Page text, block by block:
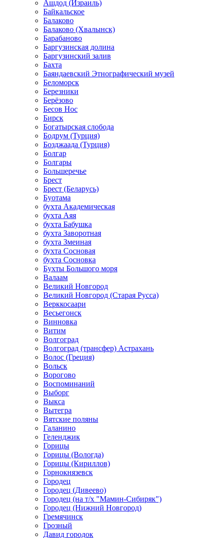
Ашдод (Израиль)
Байкальское
Балаково
Балаково (Хвалынск)
Барабаново
Баргузинская долина
Баргузинский залив
Бахта
Баяндаевский Этнографический музей
Беломорск
Березники
Берёзово
Бесов Нос
Бирск
Богатырская слобода
Бодрум (Турция)
Бозджаада (Турция)
Болгар
Болгары
Большеречье
Брест
Брест (Беларусь)
Буотама
бухта Академическая
бухта Аяя
бухта Бабушка
бухта Заворотная
бухта Змеиная
бухта Сосновая
бухта Сосновка
Бухты Большого моря
Валаам
Великий Новгород
Великий Новгород (Старая Русса)
Верккосаари
Весьегонск
Винновка
Витим
Волгоград
Волгоград (трансфер) Астрахань
Волос (Греция)
Вольск
Ворогово
Воспоминаний
Выборг
Выкса
Вытегра
Вятские поляны
Галанино
Геленджик
Горицы
Горицы (Вологда)
Горицы (Кириллов)
Горнокнязевск
Городец
Городец (Дивеево)
Городец (на т/х "Мамин-Сибиряк")
Городец (Нижний Новгород)
Гремячинск
Грозный
Давид городок